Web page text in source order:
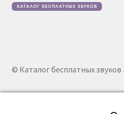
© Каталог бесплатных звуков